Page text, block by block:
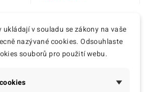
Nové
v souladu se zákony na vaše
nazývané cookies. Odsouhlaste
souborů pro použití webu.